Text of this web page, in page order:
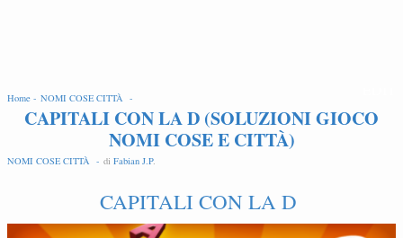
Home - NOMI COSE CITTÀ -
CAPITALI CON LA D (SOLUZIONI GIOCO
NOMI COSE E CITTÀ)
NOMI COSE CITTÀ - di Fabian J.P.
CAPITALI CON LA D